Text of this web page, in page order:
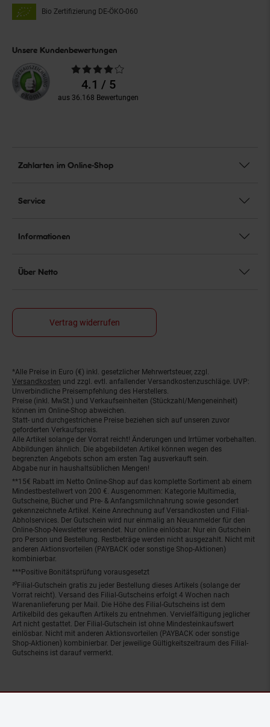
Bio Zertifizierung DE-ÖKO-060
Unsere Kundenbewertungen
Durchschnittliche
Bewertungen4.1 / 5
aus 36.168 Bewertungen
Zahlarten im Online-Shop
Service
Informationen
Über Netto
Vertrag widerrufen
Fußnoten
*Alle Preise in Euro (€) inkl. gesetzlicher Mehrwertsteuer, zzgl.
Versandkosten und zzgl. evtl. anfallender Versandkostenzuschläge. UVP:
Unverbindliche Preisempfehlung des Herstellers.
Preise (inkl. MwSt.) und Verkaufseinheiten (Stückzahl/Mengeneinheit)
können im Online-Shop abweichen.
Statt- und durchgestrichene Preise beziehen sich auf unseren zuvor
geforderten Verkaufspreis.
Alle Artikel solange der Vorrat reicht! Änderungen und Irrtümer vorbehalten.
Abbildungen ähnlich. Die abgebildeten Artikel können wegen des
begrenzten Angebots schon am ersten Tag ausverkauft sein.
Abgabe nur in haushaltsüblichen Mengen!
**15€ Rabatt im Netto Online-Shop auf das komplette Sortiment ab einem
Mindestbestellwert von 200 €. Ausgenommen: Kategorie Multimedia,
Gutscheine, Bücher und Pre- & Anfangsmilchnahrung sowie gesondert
gekennzeichnete Artikel. Keine Anrechnung auf Versandkosten und Filial-
Abholservices. Der Gutschein wird nur einmalig an Neuanmelder für den
Online-Shop-Newsletter versendet. Nur online einlösbar. Nur ein Gutschein
pro Person und Bestellung. Restbeträge werden nicht ausgezahlt. Nicht mit
anderen Aktionsvorteilen (PAYBACK oder sonstige Shop-Aktionen)
kombinierbar.
***Positive Bonitätsprüfung vorausgesetzt
²⁰Filial-Gutschein gratis zu jeder Bestellung dieses Artikels (solange der
Vorrat reicht). Versand des Filial-Gutscheins erfolgt 4 Wochen nach
Warenanlieferung per Mail. Die Höhe des Filial-Gutscheins ist dem
Artikelbild des gekauften Artikels zu entnehmen. Vervielfältigung jeglicher
Art nicht gestattet. Der Filial-Gutschein ist ohne Mindesteinkaufswert
einlösbar. Nicht mit anderen Aktionsvorteilen (PAYBACK oder sonstige
Shop-Aktionen) kombinierbar. Der jeweilige Gültigkeitszeitraum des Filial-
Gutscheins ist darauf vermerkt.